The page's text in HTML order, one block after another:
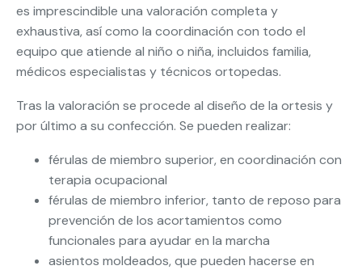
es imprescindible una valoración completa y
exhaustiva, así como la coordinación con todo el
equipo que atiende al niño o niña, incluidos familia,
médicos especialistas y técnicos ortopedas.
Tras la valoración se procede al diseño de la ortesis y
por último a su confección. Se pueden realizar:
férulas de miembro superior, en coordinación con
terapia ocupacional
férulas de miembro inferior, tanto de reposo para
prevención de los acortamientos como
funcionales para ayudar en la marcha
asientos moldeados, que pueden hacerse en